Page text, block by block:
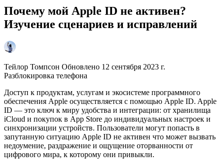
Почему мой Apple ID не активен?
Изучение сценариев и исправлений
Тейлор Томпсон Обновлено 12 сентября 2023 г.
Разблокировка телефона
Доступ к продуктам, услугам и экосистеме программного
обеспечения Apple осуществляется с помощью Apple ID. Apple
ID — это ключ к миру удобства и интеграции: от хранилища
iCloud и покупок в App Store до индивидуальных настроек и
синхронизации устройств. Пользователи могут попасть в
запутанную ситуацию Apple ID не активен что может вызвать
недоумение, раздражение и ощущение оторванности от
цифрового мира, к которому они привыкли.